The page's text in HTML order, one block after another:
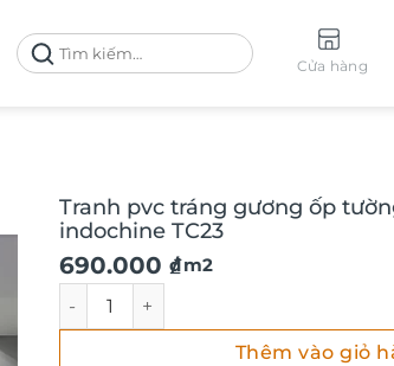
Tìm
kiếm:
Cửa hàng
Tranh pvc tráng gương ốp
indochine TC23
690.000 ₫
/ m2
Tranh pvc tráng gương ốp tường
Thêm vào giỏ